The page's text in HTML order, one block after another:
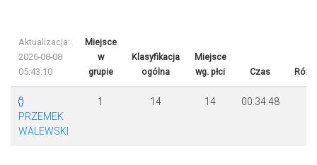
Aktualizacja:
2026-08-08
05:43:10
Miejsce
w
grupie
Klasyfikacja
ogólna
Miejsce
wg. płci
Czas
PRZEMEK
WALEWSKI
1 14 14 00:34:48